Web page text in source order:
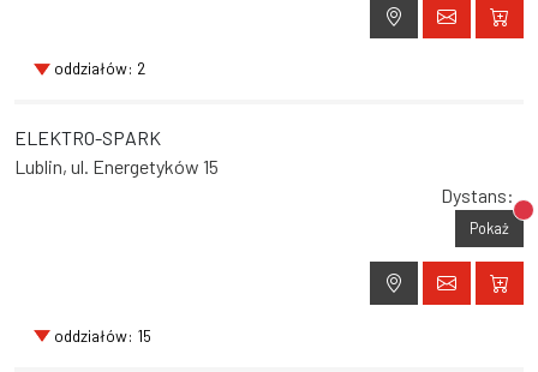
oddziałów: 2
ELEKTRO-SPARK
Lublin, ul. Energetyków 15
Dystans:
Pokaż
oddziałów: 15